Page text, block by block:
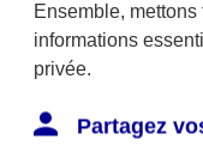
Ensemble,
informations
privée.
Partagez